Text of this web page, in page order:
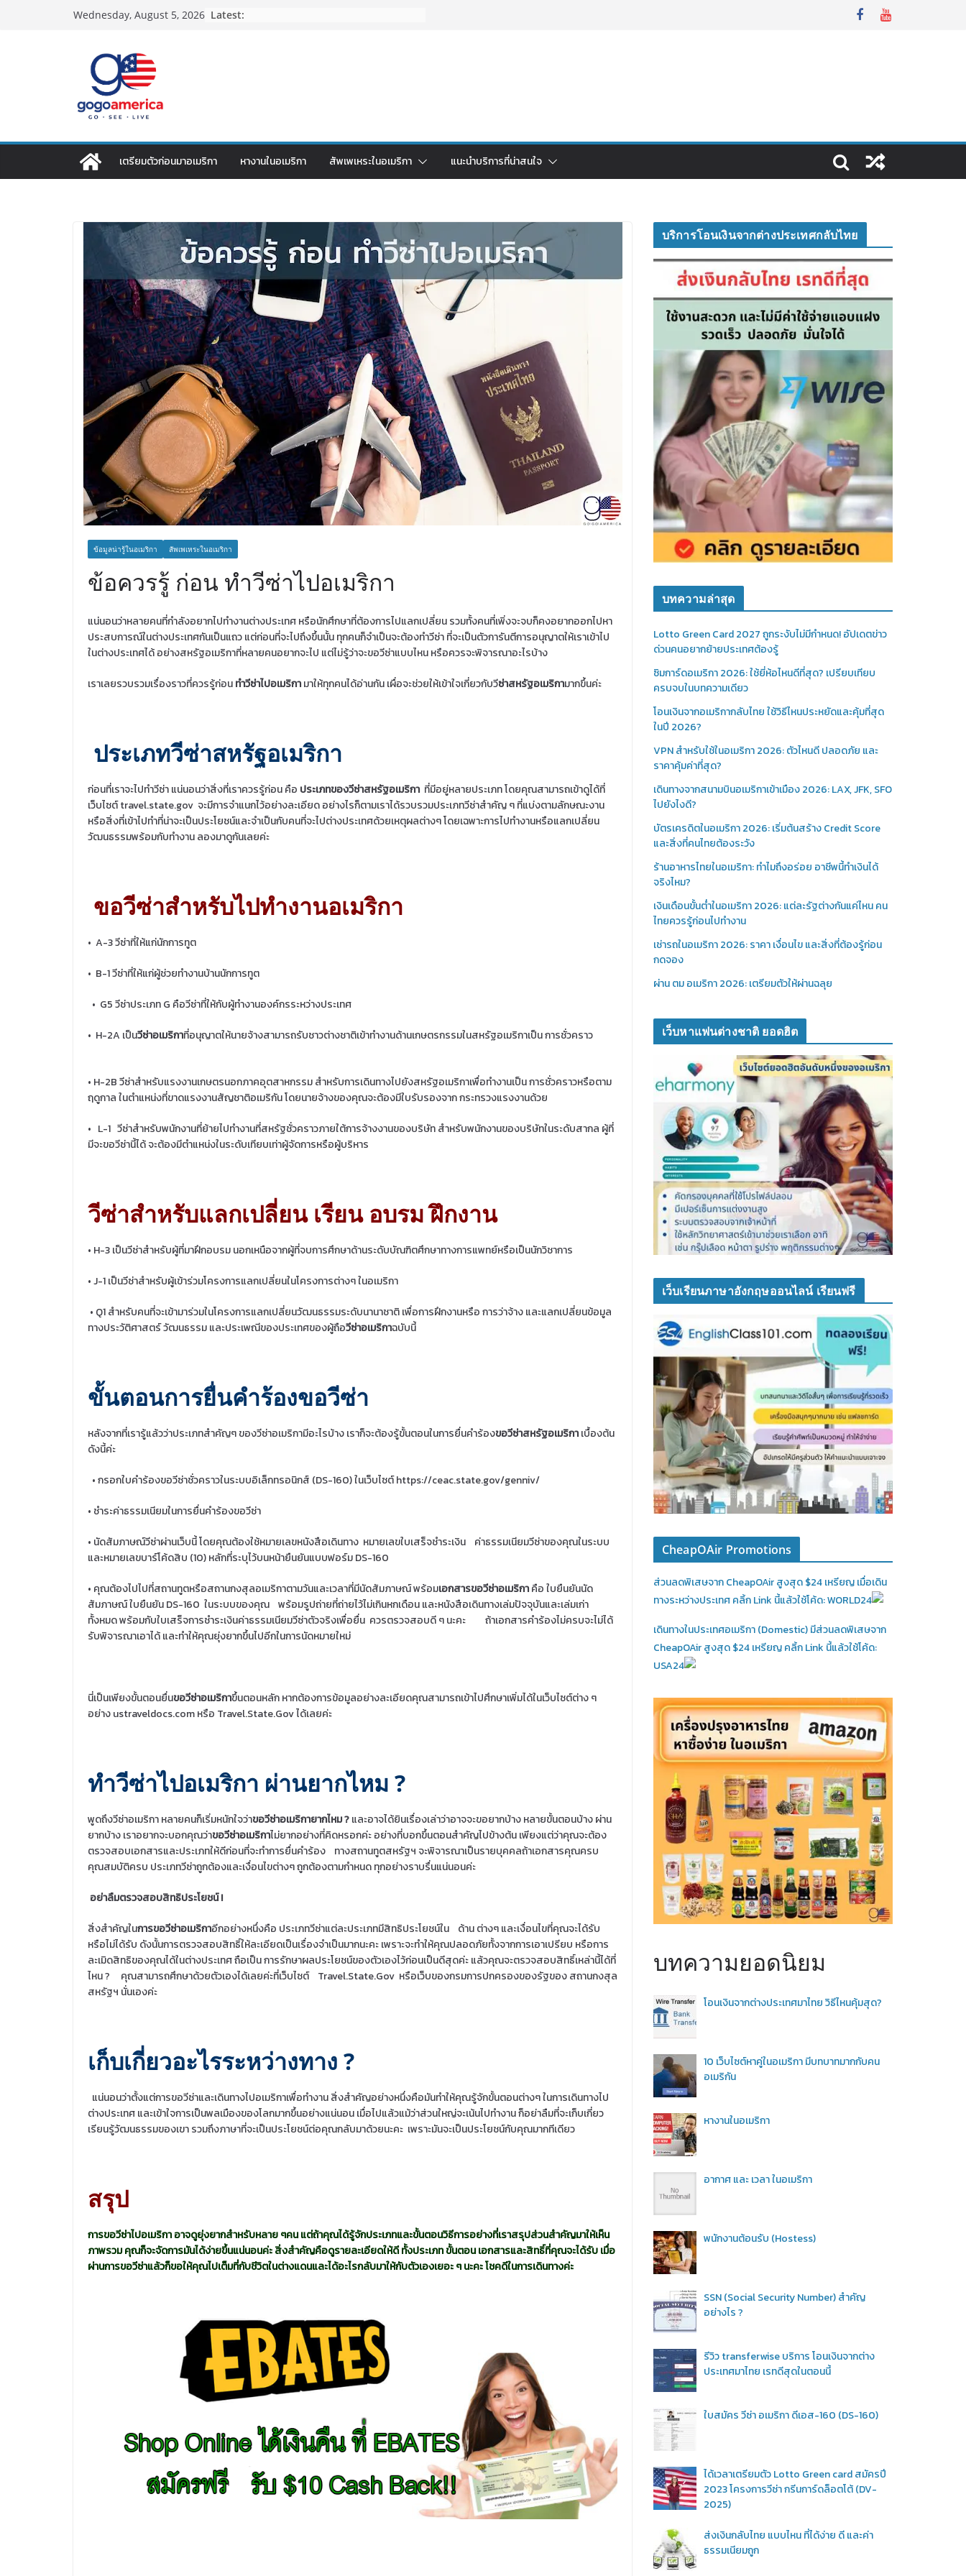
Wednesday, August 5, 2026 Latest:
เตรียมตัวก่อนมาอเมริกา หางานในอเมริกา สัพเพเหระในอเมริกา แนะนำบริการที่น่าสนใจ
ข้อมูลน่ารู้ในอเมริกา สัพเพเหระในอเมริกา
ข้อควรรู้ ก่อน ทำวีซ่าไปอเมริกา
แน่นอนว่าหลายคนที่กำลังอยากไปทำงานต่างประเทศ หรือนักศึกษาที่ต้องการไปแลกเปลี่ยน รวมทั้งคนที่เพิ่งจะจบก็คงอยากออกไปหา
ประสบการณ์ในต่างประเทศกันเป็นแถว แต่ก่อนที่จะไปถึงขึ้นนั้น ทุกคนก็จำเป็นจะต้องทำวีซ่า ที่จะเป็นตัวการันตีการอนุญาตให้เราเข้าไป
ในต่างประเทศได้ อย่างสหรัฐอเมริกาที่หลายคนอยากจะไป แต่ไม่รู้ว่าจะขอวีซ่าแบบไหน หรือควรจะพิจารณาอะไรบ้าง
เราเลยรวบรวมเรื่องราวที่ควรรู้ก่อนทำวีซ่าไปอเมริกามาให้ทุกคนได้อ่านกัน เผื่อจะช่วยให้เข้าใจเกี่ยวกับวีซ่าสหรัฐอเมริกามากขึ้นค่ะ
ประเภทวีซ่าสหรัฐอเมริกา
ก่อนที่เราจะไปทำวีซ่า แน่นอนว่าสิ่งที่เราควรรู้ก่อน คือ ประเภทของวีซ่าสหรัฐอเมริกา ที่มีอยู่หลายประเภท โดยคุณสามารถเข้าดูได้ที่
เว็บไซต์ travel.state.gov จะมีการจำแนกไว้อย่างละเอียด อย่างไรก็ตามเราได้รวบรวมประเภทวีซ่าสำคัญ ๆ ที่แบ่งตามลักษณะงาน
หรือสิ่งที่เข้าไปทำที่น่าจะเป็นประโยชน์และจำเป็นกับคนที่จะไปต่างประเทศด้วยเหตุผลต่างๆ โดยเฉพาะการไปทำงานหรือแลกเปลี่ยน
วัฒนธรรมพร้อมกับทำงาน ลองมาดูกันเลยค่ะ
ขอวีซ่าสำหรับไปทำงานอเมริกา
• A-3 วีซ่าที่ให้แก่นักการทูต
• B-1 วีซ่าที่ให้แก่ผู้ช่วยทำงานบ้านนักการทูต
• G5 วีซ่าประเภท G คือวีซ่าที่ให้กับผู้ทำงานองค์กรระหว่างประเทศ
• H-2A เป็นวีซ่าอเมริกาที่อนุญาตให้นายจ้างสามารถรับชาวต่างชาติเข้าทำงานด้านเกษตรกรรมในสหรัฐอเมริกาเป็น การชั่วคราว
• H-2B วีซ่าสำหรับแรงงานเกษตรนอกภาคอุตสาหกรรม สำหรับการเดินทางไปยังสหรัฐอเมริกาเพื่อทำงานเป็น การชั่วคราวหรือตาม
ฤดูกาล ในตำแหน่งที่ขาดแรงงานสัญชาติอเมริกัน โดยนายจ้างของคุณจะต้องมีใบรับรองจาก กระทรวงแรงงานด้วย
• L-1 วีซ่าสำหรับพนักงานที่ย้ายไปทำงานที่สหรัฐชั่วคราวภายใต้การจ้างงานของบริษัท สำหรับพนักงานของบริษัทในระดับสากล ผู้ที่
มีจะขอวีซ่านี้ได้ จะต้องมีตำแหน่งในระดับเทียบเท่าผู้จัดการหรือผู้บริหาร
วีซ่าสำหรับแลกเปลี่ยน เรียน อบรม ฝึกงาน
• H-3 เป็นวีซ่าสำหรับผู้ที่มาฝึกอบรม นอกเหนือจากผู้ที่จบการศึกษาด้านระดับบัณฑิตศึกษาทางการแพทย์หรือเป็นนักวิชาการ
• J-1 เป็นวีซ่าสำหรับผู้เข้าร่วมโครงการแลกเปลี่ยนในโครงการต่างๆ ในอเมริกา
• Q1 สำหรับคนที่จะเข้ามาร่วมในโครงการแลกเปลี่ยนวัฒนธรรมระดับนานาชาติ เพื่อการฝึกงานหรือ การว่าจ้าง และแลกเปลี่ยนข้อมูล
ทางประวัติศาสตร์ วัฒนธรรม และประเพณีของประเทศของผู้ถือวีซ่าอเมริกาฉบับนี้
ขั้นตอนการยื่นคำร้องขอวีซ่า
หลังจากที่เรารู้แล้วว่าประเภทสำคัญๆ ของวีซ่าอเมริกามีอะไรบ้าง เราก็จะต้องรู้ขั้นตอนในการยื่นคำร้องขอวีซ่าสหรัฐอเมริกาเบื้องต้น
ดังนี้ค่ะ
• กรอกใบคำร้องขอวีซ่าชั่วคราวในระบบอิเล็กทรอนิกส์ (DS-160) ในเว็บไซต์ https://ceac.state.gov/genniv/
• ชำระค่าธรรมเนียมในการยื่นคำร้องขอวีซ่า
• นัดสัมภาษณ์วีซ่าผ่านเว็บนี้ โดยคุณต้องใช้หมายเลขหนังสือเดินทาง หมายเลขใบเสร็จชำระเงิน
ค่าธรรมเนียมวีซ่าของคุณในระบบ
และหมายเลขบาร์โค้ดสิบ (10) หลักที่ระบุไว้บนหน้ายืนยันแบบฟอร์ม DS-160
• คุณต้องไปไปที่สถานทูตหรือสถานกงสุลอเมริกาตามวันและเวลาที่มีนัดสัมภาษณ์ พร้อมเอกสารขอวีซ่าอเมริกาคือ ใบยืนยันนัด
สัมภาษณ์ ใบยืนยัน DS-160 ในระบบของคุณ พร้อมรูปถ่ายที่ถ่ายไว้ไม่เกินหกเดือน และหนังสือเดินทางเล่มปัจจุบันและเล่มเก่า
ทั้งหมด พร้อมกับใบเสร็จการชำระเงินค่าธรรมเนียมวีซ่าตัวจริงเพื่อยื่น ควรตรวจสอบดี ๆ นะคะ
ถ้าเอกสารคำร้องไม่ครบจะไม่ได้
รับพิจารณาเอาได้ และทำให้คุณยุ่งยากขึ้นไปอีกในการนัดหมายใหม่
นี่เป็นเพียงขั้นตอนยื่นขอวีซ่าอเมริกาขึ้นตอนหลัก หากต้องการข้อมูลอย่างละเอียดคุณสามารถเข้าไปศึกษาเพิ่มได้ในเว็บไซต์ต่าง ๆ
อย่าง ustraveldocs.com หรือ Travel.State.Gov ได้เลยค่ะ
ทำวีซ่าไปอเมริกา ผ่านยากไหม ?
พูดถึงวีซ่าอเมริกา หลายคนก็เริ่มหนักใจว่าขอวีซ่าอเมริกายากไหม ?และอาจได้ยินเรื่องเล่าว่าอาจจะขอยากบ้าง หลายขั้นตอนบ้าง ผ่าน
ยากบ้าง เราอยากจะบอกคุณว่าขอวีซ่าอเมริกาไม่ยากอย่างที่คิดหรอกค่ะ อย่างที่บอกขึ้นตอนสำคัญไปข้างต้น เพียงแต่ว่าคุณจะต้อง
ตรวจสอบเอกสารและประเภทให้ดีก่อนที่จะทำการยื่นคำร้อง
ทางสถานทูตสหรัฐฯ จะพิจารณาเป็นรายบุคคลถ้าเอกสารคุณครบ
คุณสมบัติครบ ประเภทวีซ่าถูกต้องและเงื่อนไขต่างๆ ถูกต้องตามกำหนด ทุกอย่างราบรื่นแน่นอนค่ะ
อย่าลืมตรวจสอบสิทธิประโยชน์ !
สิ่งสำคัญในการขอวีซ่าอเมริกาอีกอย่างหนึ่งคือ ประเภทวีซ่าแต่ละประเภทมีสิทธิประโยชน์ใน
ด้าน ต่างๆ และเงื่อนไขที่คุณจะได้รับ
หรือไม่ได้รับ ดังนั้นการตรวจสอบสิทธิ์ให้ละเอียดเป็นเรื่องจำเป็นมากนะคะ เพราะจะทำให้คุณปลอดภัยทั้งจากการเอาเปรียบ หรือการ
ละเมิดสิทธิของคุณได้ในต่างประเทศ ถือเป็น การรักษาผลประโยชน์ของตัวเองไว้ก่อนเป็นดีสุดค่ะ แล้วคุณจะตรวจสอบสิทธิ์เหล่านี้ได้ที่
ไหน ?
คุณสามารถศึกษาด้วยตัวเองได้เลยค่ะที่เว็บไซต์
Travel.State.Gov หรือเว็บของกรมการปกครองของรัฐของ สถานกงสุล
สหรัฐฯ นั่นเองค่ะ
เก็บเกี่ยวอะไรระหว่างทาง ?
แน่นอนว่าตั้งแต่การขอวีซ่าและเดินทางไปอเมริกาเพื่อทำงาน สิ่งสำคัญอย่างหนึ่งคือมันทำให้คุณรู้จักขั้นตอนต่างๆ ในการเดินทางไป
ต่างประเทศ และเข้าใจการเป็นพลเมืองของโลกมากขึ้นอย่างแน่นอน เมื่อไปแล้วแม้ว่าส่วนใหญ่จะเน้นไปทำงาน ก็อย่าลืมที่จะเก็บเกี่ยว
เรียนรู้วัฒนธรรมของเขา รวมถึงภาษาที่จะเป็นประโยชน์ต่อคุณกลับมาด้วยนะคะ เพราะมันจะเป็นประโยชน์กับคุณมากทีเดียว
สรุป
การขอวีซ่าไปอเมริกา อาจดูยุ่งยากสำหรับหลาย ๆคน แต่ถ้าคุณได้รู้จักประเภทและขั้นตอนวิธีการอย่างที่เราสรุปส่วนสำคัญมาให้เห็น
ภาพรวม คุณก็จะจัดการมันได้ง่ายขึ้นแน่นอนค่ะ สิ่งสำคัญคือดูรายละเอียดให้ดี ทั้งประเภท ขั้นตอน เอกสารและสิทธิ์ที่คุณจะได้รับ เมื่อ
ผ่านการขอวีซ่าแล้วก็ขอให้คุณไปเต็มที่กับชีวิตในต่างแดนและได้อะไรกลับมาให้กับตัวเองเยอะ ๆ นะคะ โชคดีในการเดินทางค่ะ
บริการโอนเงินจากต่างประเทศกลับไทย
บทความล่าสุด
Lotto Green Card 2027 ถูกระงับไม่มีกำหนด! อัปเดตข่าว
ด่วนคนอยากย้ายประเทศต้องรู้
ซิมการ์ดอเมริกา 2026: ใช้ยี่ห้อไหนดีที่สุด? เปรียบเทียบ
ครบจบในบทความเดียว
โอนเงินจากอเมริกากลับไทย ใช้วิธีไหนประหยัดและคุ้มที่สุด
ในปี 2026?
VPN สำหรับใช้ในอเมริกา 2026: ตัวไหนดี ปลอดภัย และ
ราคาคุ้มค่าที่สุด?
เดินทางจากสนามบินอเมริกาเข้าเมือง 2026: LAX, JFK, SFO
ไปยังไงดี?
บัตรเครดิตในอเมริกา 2026: เริ่มต้นสร้าง Credit Score
และสิ่งที่คนไทยต้องระวัง
ร้านอาหารไทยในอเมริกา: ทำไมถึงอร่อย อาชีพนี้ทำเงินได้
จริงไหม?
เงินเดือนขั้นต่ำในอเมริกา 2026: แต่ละรัฐต่างกันแค่ไหน คน
ไทยควรรู้ก่อนไปทำงาน
เช่ารถในอเมริกา 2026: ราคา เงื่อนไข และสิ่งที่ต้องรู้ก่อน
กดจอง
ผ่าน ตม อเมริกา 2026: เตรียมตัวให้ผ่านฉลุย
เว็บหาแฟนต่างชาติ ยอดฮิต
เว็บเรียนภาษาอังกฤษออนไลน์ เรียนฟรี
CheapOAir Promotions
ส่วนลดพิเสษจาก CheapOAir สูงสุด $24 เหรียญ เมื่อเดิน
ทางระหว่างประเทศ คลิ้ก Link นี้แล้วใช้โค้ด: WORLD24
เดินทางในประเทศอเมริกา (Domestic)มีส่วนลดพิเสษจาก
CheapOAir สูงสุด $24 เหรียญ คลิ้ก Link นี้แล้วใช้โค้ด:
USA24
บทความยอดนิยม
โอนเงินจากต่างประเทศมาไทย วิธีไหนคุ้มสุด?
10 เว็บไซต์หาคู่ในอเมริกา มีบทบาทมากกับคน
อเมริกัน
หางานในอเมริกา
อากาศ และ เวลา ในอเมริกา
พนักงานต้อนรับ (Hostess)
SSN (Social Security Number) สำคัญ
อย่างไร ?
รีวิว transferwise บริการ โอนเงินจากต่าง
ประเทศมาไทย เรทดีสุดในตอนนี้
ใบสมัคร วีซ่า อเมริกา ดีเอส-160 (DS-160)
ได้เวลาเตรียมตัว Lotto Green card สมัครปี
2023 โครงการวีซ่า กรีนการ์ดล็อตโต้ (DV-
2025)
ส่งเงินกลับไทย แบบไหน ที่ได้ง่าย ดี และค่า
ธรรมเนียมถูก